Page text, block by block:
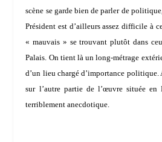
scène se garde bien de parler de
Président est d’ailleurs assez difficile à
« mauvais » se trouvant plutôt dans
Palais. On tient là un long-métrage
d’un lieu chargé d’importance politique.
sur l’autre partie de l’œuvre située en
terriblement anecdotique.